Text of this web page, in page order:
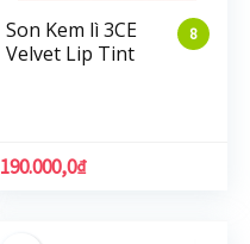
8
Son Kem lì 3CE
Velvet Lip Tint
190.000,0₫